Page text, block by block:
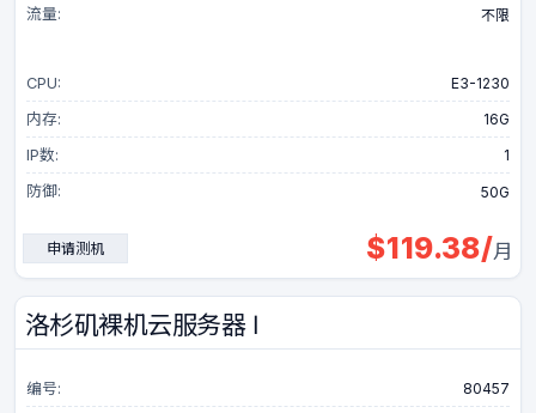
流量: 不限
CPU:
E3-1230
内存:
16G
IP数:
1
防御:
50G
申请测机 $119.38/月
洛杉矶裸机云服务器 Ⅰ
编号:
80457